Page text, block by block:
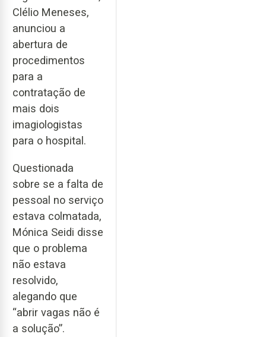
Clélio Meneses,
anunciou a
abertura de
procedimentos
para a
contratação de
mais dois
imagiologistas
para o hospital.
Questionada
sobre se a falta de
pessoal no serviço
estava colmatada,
Mónica Seidi disse
que o problema
não estava
resolvido,
alegando que
“abrir vagas não é
a solução”.